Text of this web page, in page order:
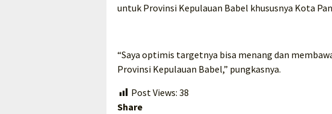
untuk Provinsi Kepulauan Babel khususnya Kota
“Saya optimis targetnya bisa menang dan
Provinsi Kepulauan Babel,” pungkasnya.
Post Views: 38
Share